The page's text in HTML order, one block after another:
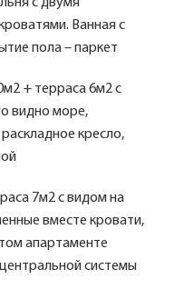
Ванная с
пола – паркет
+ терраса 6м2 с
видно море,
кресло,
7м2 с видом на
вместе кровати,
апартаменте
системы